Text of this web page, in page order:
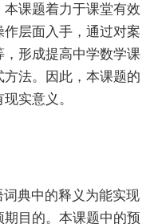
课题着力于课堂有效
层面入手，通过对案
形成提高中学数学课
法。因此，本课题的
实意义。
典中的释义为能实现
目的。本课题中的预